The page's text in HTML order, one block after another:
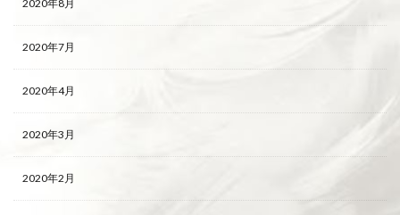
2020年8月
2020年7月
2020年4月
2020年3月
2020年2月